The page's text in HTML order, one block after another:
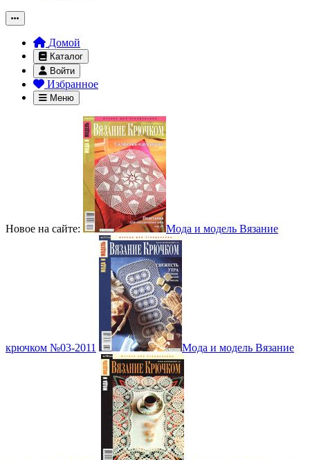
Домой
Каталог
Войти
Избранное
Меню
Новое на сайте: Мода и модель Вязание
крючком №03-2011 Мода и модель Вязание